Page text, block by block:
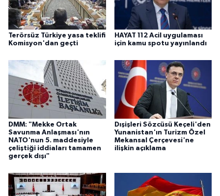
Terörsüz Türkiye yasa teklifi
Komisyon'dan geçti
HAYAT 112 Acil uygulaması
için kamu spotu yayınlandı
DMM: "Mekke Ortak
Savunma Anlaşması'nın
NATO'nun 5. maddesiyle
çeliştiği iddiaları tamamen
gerçek dışı"
Dışişleri Sözcüsü Keçeli'den
Yunanistan'ın Turizm Özel
Mekansal Çerçevesi'ne
ilişkin açıklama